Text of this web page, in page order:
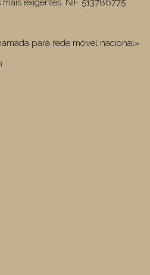
exigentes. NIF 513786775
para rede móvel nacional»